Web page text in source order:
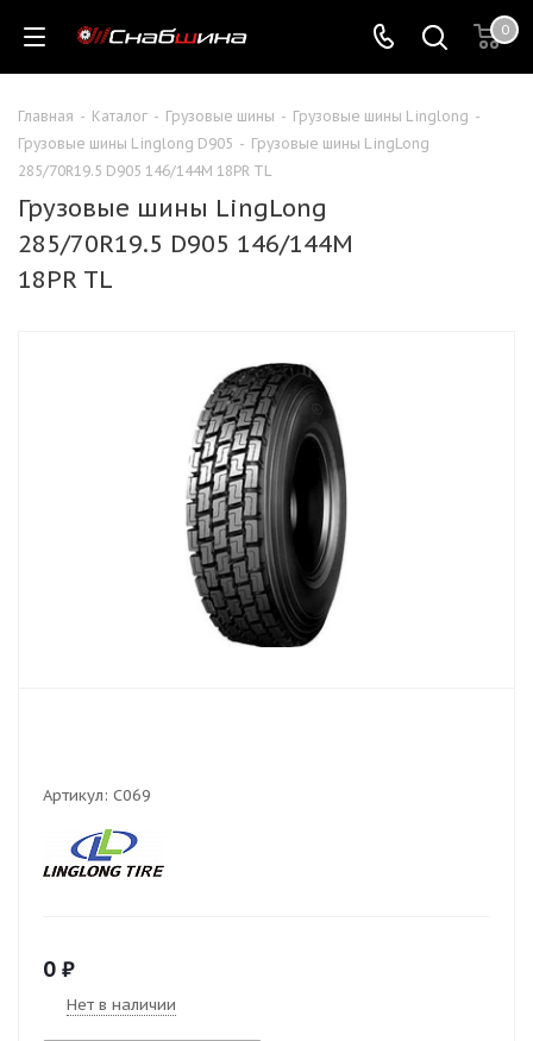
0
Главная - Каталог - Грузовые шины - Грузовые шины Linglong -
Грузовые шины Linglong D905 - Грузовые шины LingLong
285/70R19.5 D905 146/144M 18PR TL
Грузовые шины LingLong
285/70R19.5 D905 146/144M
18PR TL
Артикул: C069
0 ₽
Нет в наличии